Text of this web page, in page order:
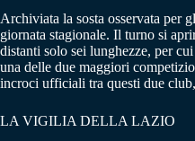
Archiviata la sosta osservata per
giornata stagionale. Il turno si
distanti solo sei lunghezze, per
una delle due maggiori
incroci ufficiali tra questi due
LA VIGILIA DELLA LAZIO